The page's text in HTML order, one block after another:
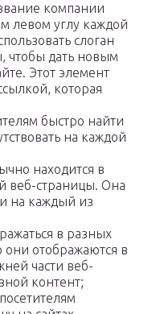
компании
левом углу каждой
слоган
чтобы дать новым
Этот элемент
которая
быстро найти
на каждой
находится в
веб-страницы. Она
на каждый из
в разных
они отображаются в
части веб-
контент;